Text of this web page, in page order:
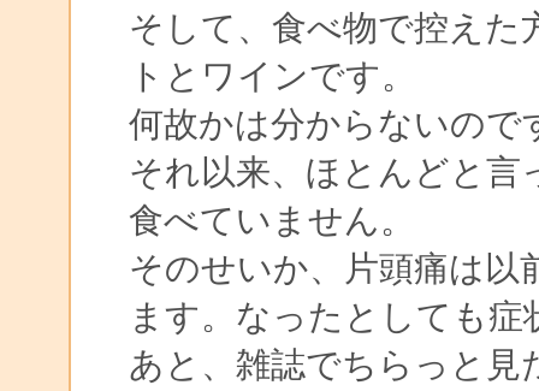
そして、食べ物で控え
トとワインです。
何故かは分からないので
それ以来、ほとんどと
食べていません。
そのせいか、片頭痛は
ます。なったとしても
あと、雑誌でちらっと